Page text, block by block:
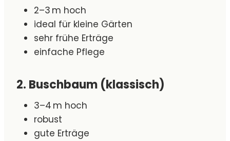
2–3 m hoch
ideal für kleine Gärten
sehr frühe Erträge
einfache Pflege
2. Buschbaum (klassisch)
3–4 m hoch
robust
gute Erträge